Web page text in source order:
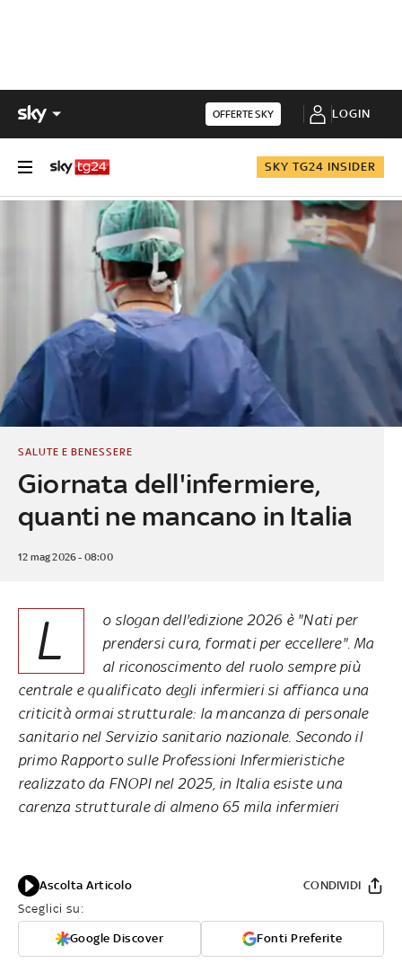
OFFERTE SKY LOGIN
SKY TG24 INSIDER
Giornata dell'infermiere,
quanti ne mancano in Italia
SALUTE E BENESSERE
12 mag 2026 - 08:00
L
o slogan dell'edizione 2026 è "Nati per
prendersi cura, formati per eccellere". Ma
al riconoscimento del ruolo sempre più
centrale e qualificato degli infermieri si affianca una
criticità ormai strutturale: la mancanza di personale
sanitario nel Servizio sanitario nazionale. Secondo il
primo Rapporto sulle Professioni Infermieristiche
realizzato da FNOPI nel 2025, in Italia esiste una
carenza strutturale di almeno 65 mila infermieri
Ascolta Articolo
Sceglici su:
Google Discover Fonti Preferite
CONDIVIDI